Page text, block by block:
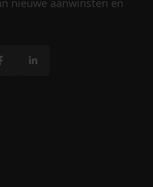
nieuwe aanwinsten en